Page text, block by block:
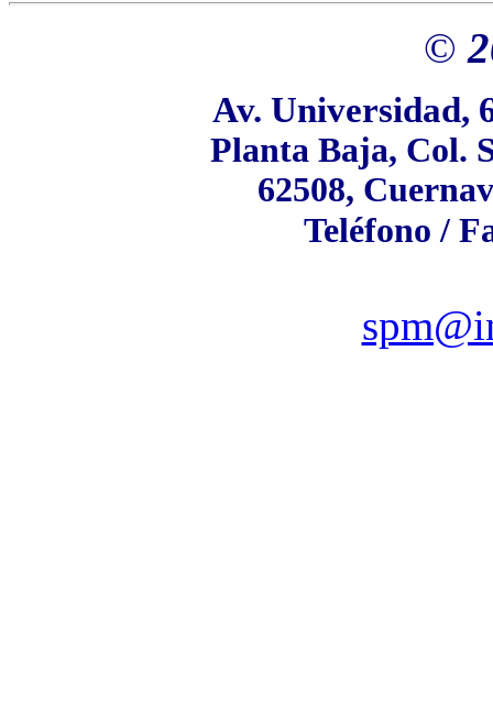
©
Av. Universidad,
Planta Baja, Col.
62508,
Teléfono /